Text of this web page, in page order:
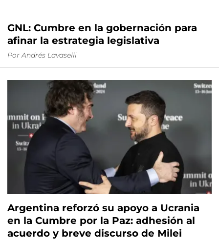
GNL: Cumbre en la gobernación para
afinar la estrategia legislativa
Por Andrés Lavaselli
Argentina reforzó su apoyo a Ucrania
en la Cumbre por la Paz: adhesión al
acuerdo y breve discurso de Milei